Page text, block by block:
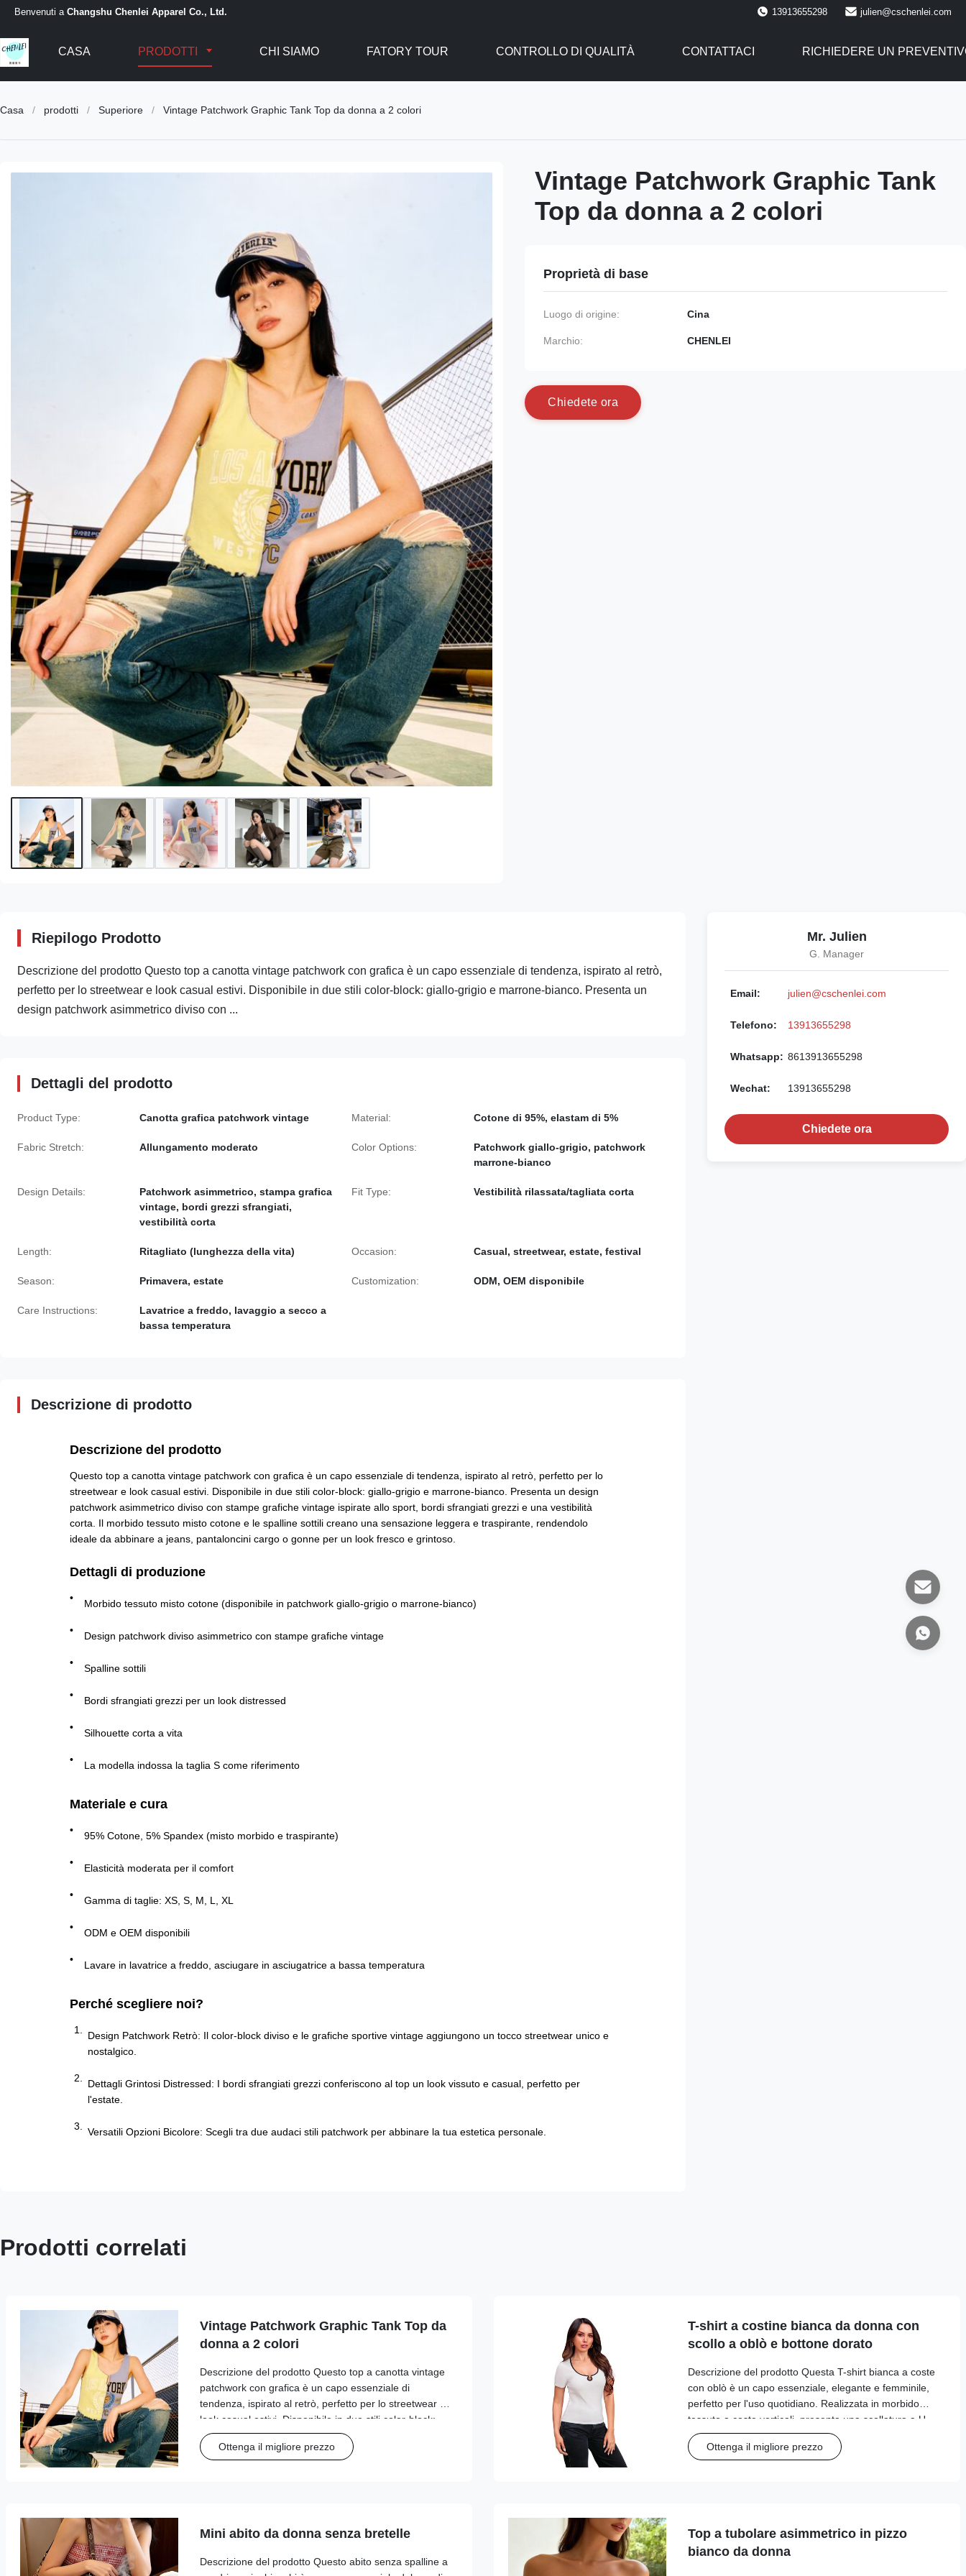
Benvenuti a Changshu Chenlei Apparel Co., Ltd. 13913655298 julien@cschenlei.com
CASA PRODOTTI CHI SIAMO FATORY TOUR CONTROLLO DI QUALITÀ CONTATTACI RICHIEDERE UN
Casa / prodotti / Superiore / Vintage Patchwork Graphic Tank Top da donna a 2 colori
Vintage Patchwork Graphic Tank
Top da donna a 2 colori
Proprietà di base
Luogo di origine: Cina
Marchio: CHENLEI
C hiedete ora
Riepilogo Prodotto
Descrizione del prodotto Questo top a canotta vintage patchwork con grafica è un capo essenziale di tendenza, ispirato al retrò,
perfetto per lo streetwear e look casual estivi. Disponibile in due stili color-block: giallo-grigio e marrone-bianco. Presenta un
design patchwork asimmetrico diviso con ...
Dettagli del prodotto
Product Type: Canotta grafica patchwork vintage Material: Cotone di 95%, elastam di 5%
Fabric Stretch: Allungamento moderato Color Options:
Patchwork giallo-grigio, patchwork
marrone-bianco
Design Details:
Patchwork asimmetrico, stampa grafica
vintage, bordi grezzi sfrangiati,
vestibilità corta
Fit Type: Vestibilità rilassata/tagliata corta
Length: Ritagliato (lunghezza della vita) Occasion: Casual, streetwear, estate, festival
Season: Primavera, estate Customization: ODM, OEM disponibile
Care Instructions:
Lavatrice a freddo, lavaggio a secco a
bassa temperatura
Descrizione di prodotto
Descrizione del prodotto
Questo top a canotta vintage patchwork con grafica è un capo essenziale di tendenza, ispirato al retrò, perfetto per lo
streetwear e look casual estivi. Disponibile in due stili color-block: giallo-grigio e marrone-bianco. Presenta un design
patchwork asimmetrico diviso con stampe grafiche vintage ispirate allo sport, bordi sfrangiati grezzi e una vestibilità
corta. Il morbido tessuto misto cotone e le spalline sottili creano una sensazione leggera e traspirante, rendendolo
ideale da abbinare a jeans, pantaloncini cargo o gonne per un look fresco e grintoso.
Dettagli di produzione
Morbido tessuto misto cotone (disponibile in patchwork giallo-grigio o marrone-bianco)
Design patchwork diviso asimmetrico con stampe grafiche vintage
Spalline sottili
Bordi sfrangiati grezzi per un look distressed
Silhouette corta a vita
La modella indossa la taglia S come riferimento
Materiale e cura
95% Cotone, 5% Spandex (misto morbido e traspirante)
Elasticità moderata per il comfort
Gamma di taglie: XS, S, M, L, XL
ODM e OEM disponibili
Lavare in lavatrice a freddo, asciugare in asciugatrice a bassa temperatura
Perché scegliere noi?
Design Patchwork Retrò: Il color-block diviso e le grafiche sportive vintage aggiungono un tocco streetwear unico e
nostalgico.
Dettagli Grintosi Distressed: I bordi sfrangiati grezzi conferiscono al top un look vissuto e casual, perfetto per
l'estate.
Versatili Opzioni Bicolore: Scegli tra due audaci stili patchwork per abbinare la tua estetica personale.
Mr. Julien
G. Manager
Email: julien@cschenlei.com
Telefono: 13913655298
Whatsapp: 8613913655298
Wechat: 13913655298
Chiedete ora
Prodotti correlati
Vintage Patchwork Graphic Tank Top da
donna a 2 colori
Descrizione del prodotto Questo top a canotta vintage
patchwork con grafica è un capo essenziale di
tendenza, ispirato al retrò, perfetto per lo streetwear e
look casual estivi. Disponibile in due stili color-block:
giallo-grigio e marrone-bianco. Presenta un design
patchwork asimmetrico diviso con ...
Ottenga il migliore prezzo
T-shirt a costine bianca da donna con
scollo a oblò e bottone dorato
Descrizione del prodotto Questa T-shirt bianca a coste
con oblò è un capo essenziale, elegante e femminile,
perfetto per l'uso quotidiano. Realizzata in morbido
tessuto a coste verticali, presenta una scollatura a U
rifinita con un piping nero a contrasto, un oblò
decorativo con un dettaglio di ...
Ottenga il migliore prezzo
Mini abito da donna senza bretelle
Descrizione del prodotto Questo abito senza spalline a
Top a tubolare asimmetrico in pizzo
bianco da donna